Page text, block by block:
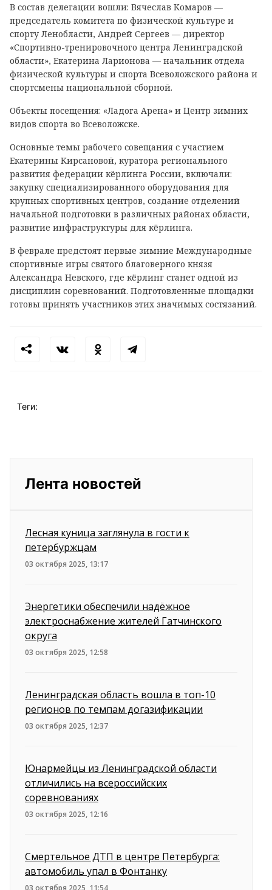
В состав делегации вошли: Вячеслав Комаров —
председатель комитета по физической культуре и
спорту Ленобласти, Андрей Сергеев — директор
«Спортивно-тренировочного центра Ленинградской
области», Екатерина Ларионова — начальник отдела
физической культуры и спорта Всеволожского района и
спортсмены национальной сборной.
Объекты посещения: «Ладога Арена» и Центр зимних
видов спорта во Всеволожске.
Основные темы рабочего совещания с участием
Екатерины Кирсановой, куратора регионального
развития федерации кёрлинга России, включали:
закупку специализированного оборудования для
крупных спортивных центров, создание отделений
начальной подготовки в различных районах области,
развитие инфраструктуры для кёрлинга.
В феврале предстоят первые зимние Международные
спортивные игры святого благоверного князя
Александра Невского, где кёрлинг станет одной из
дисциплин соревнований. Подготовленные площадки
готовы принять участников этих значимых состязаний.
Теги:
Лента новостей
Лесная куница заглянула в гости к
петербуржцам
03 октября 2025, 13:17
Энергетики обеспечили надёжное
электроснабжение жителей Гатчинского
округа
03 октября 2025, 12:58
Ленинградская область вошла в топ-10
регионов по темпам догазификации
03 октября 2025, 12:37
Юнармейцы из Ленинградской области
отличились на всероссийских
соревнованиях
03 октября 2025, 12:16
Смертельное ДТП в центре Петербурга:
автомобиль упал в Фонтанку
03 октября 2025, 11:54